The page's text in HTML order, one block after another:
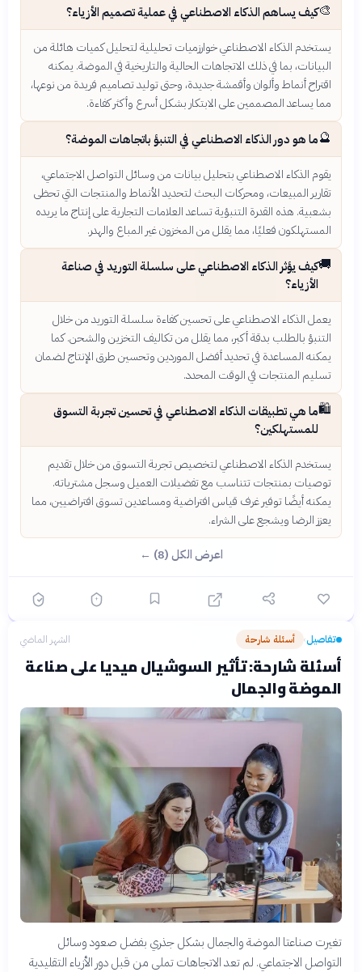
🎨كيف يساهم الذكاء الاصطناعي في عملية تصميم الأزياء؟
يستخدم الذكاء الاصطناعي خوارزميات تحليلية لتحليل كميات هائلة من
البيانات، بما في ذلك الاتجاهات الحالية والتاريخية في الموضة. يمكنه
اقتراح أنماط وألوان وأقمشة جديدة، وحتى توليد تصاميم فريدة من نوعها،
مما يساعد المصممين على الابتكار بشكل أسرع وأكثر كفاءة.
🔮ما هو دور الذكاء الاصطناعي في التنبؤ باتجاهات الموضة؟
يقوم الذكاء الاصطناعي بتحليل بيانات من وسائل التواصل الاجتماعي،
تقارير المبيعات، ومحركات البحث لتحديد الأنماط والمنتجات التي تحظى
بشعبية. هذه القدرة التنبؤية تساعد العلامات التجارية على إنتاج ما يريده
المستهلكون فعليًا، مما يقلل من المخزون غير المباع والهدر.
🚚كيف يؤثر الذكاء الاصطناعي على سلسلة التوريد في صناعة
الأزياء؟
يعمل الذكاء الاصطناعي على تحسين كفاءة سلسلة التوريد من خلال
التنبؤ بالطلب بدقة أكبر، مما يقلل من تكاليف التخزين والشحن. كما
يمكنه المساعدة في تحديد أفضل الموردين وتحسين طرق الإنتاج لضمان
تسليم المنتجات في الوقت المحدد.
🛍️ما هي تطبيقات الذكاء الاصطناعي في تحسين تجربة التسوق
للمستهلكين؟
يستخدم الذكاء الاصطناعي لتخصيص تجربة التسوق من خلال تقديم
توصيات بمنتجات تتناسب مع تفضيلات العميل وسجل مشترياته.
يمكنه أيضًا توفير غرف قياس افتراضية ومساعدين تسوق افتراضيين، مما
يعزز الرضا ويشجع على الشراء.
اعرض الكل (8) ←
تفاصيل› أسئلة شارحة الشهر الماضي
أسئلة شارحة: تأثير السوشيال ميديا على صناعة
الموضة والجمال
تغيرت صناعتا الموضة والجمال بشكل جذري بفضل صعود وسائل
التواصل الاجتماعي. لم تعد الاتجاهات تملى من قبل دور الأزياء التقليدية